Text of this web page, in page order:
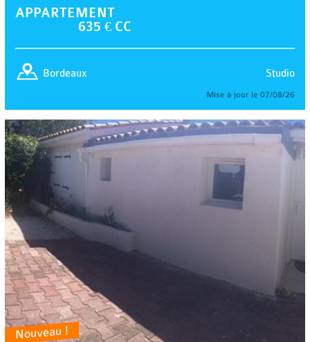
APPARTEMENT
635 € CC
Studio
Bordeaux
Mise à jour le 07/08/26
Nouveau !